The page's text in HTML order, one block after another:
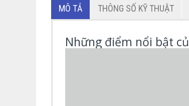
MÔ TẢ THÔNG SỐ KỸ THUẬT
Những điểm nổi bật